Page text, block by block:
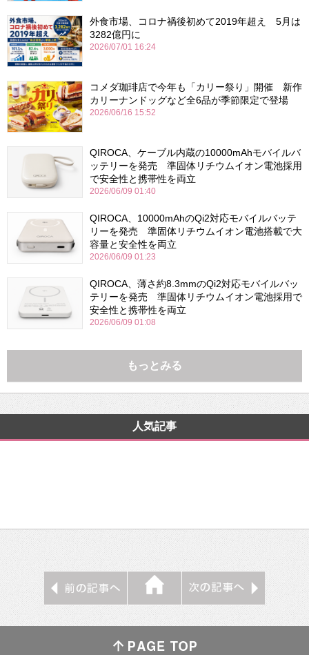
外食市場、コロナ禍後初めて2019年超え 5月は
3282億円に
2026/07/01 16:24
コメダ珈琲店で今年も「カリー祭り」開催 新作
カリーナンドッグなど全6品が季節限定で登場
2026/06/16 15:52
QIROCA、ケーブル内蔵の10000mAhモバイルバ
ッテリーを発売 準固体リチウムイオン電池採用
で安全性と携帯性を両立
2026/06/09 01:40
QIROCA、10000mAhのQi2対応モバイルバッテ
リーを発売 準固体リチウムイオン電池搭載で大
容量と安全性を両立
2026/06/09 01:23
QIROCA、薄さ約8.3mmのQi2対応モバイルバッ
テリーを発売 準固体リチウムイオン電池採用で
安全性と携帯性を両立
2026/06/09 01:08
もっとみる
人気記事